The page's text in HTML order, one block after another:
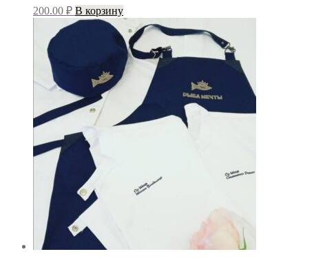
200.00 ₽ В корзину